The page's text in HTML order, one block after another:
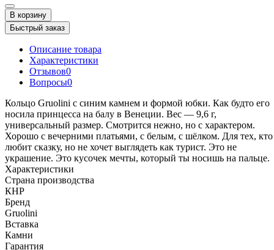
В корзину
Быстрый заказ
Описание товара
Характеристики
Отзывов0
Вопросы0
Кольцо Gruolini с синим камнем и формой юбки. Как будто его
носила принцесса на балу в Венеции. Вес — 9,6 г,
универсальный размер. Смотрится нежно, но с характером.
Хорошо с вечерними платьями, с белым, с шёлком. Для тех, кто
любит сказку, но не хочет выглядеть как турист. Это не
украшение. Это кусочек мечты, который ты носишь на пальце.
Характеристики
Страна производства
КНР
Бренд
Gruolini
Вставка
Камни
Гарантия